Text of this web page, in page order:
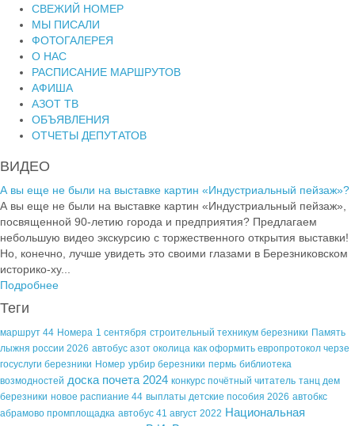
СВЕЖИЙ НОМЕР
МЫ ПИСАЛИ
ФОТОГАЛЕРЕЯ
О НАС
РАСПИСАНИЕ МАРШРУТОВ
АФИША
АЗОТ ТВ
ОБЪЯВЛЕНИЯ
ОТЧЕТЫ ДЕПУТАТОВ
ВИДЕО
А вы еще не были на выставке картин «Индустриальный пейзаж»?
А вы еще не были на выставке картин «Индустриальный пейзаж»,
посвященной 90-летию города и предприятия? Предлагаем
небольшую видео экскурсию с торжественного открытия выставки!
Но, конечно, лучше увидеть это своими глазами в Березниковском
историко-ху...
Подробнее
Теги
маршрут 44 Номера 1 сентября строительный техникум березники Память
лыжня россии 2026 автобус азот околица как оформить европротокол черзе
госуслуги березники Номер урбир березники пермь библиотека
возмодностей доска почета 2024 конкурс почётный читатель танц дем
березники новое распиание 44 выплаты детские пособия 2026 автобкс
абрамово промплощадка автобус 41 август 2022 Национальная